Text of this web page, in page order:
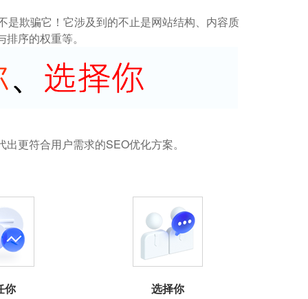
欺骗它！它涉及到的不止是网站结构、内容质
序的权重等。
更符合用户需求的SEO优化方案。
你 选择你